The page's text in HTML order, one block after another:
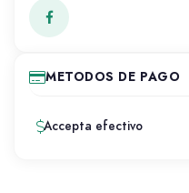
METODOS DE PAGO
Accepta efectivo